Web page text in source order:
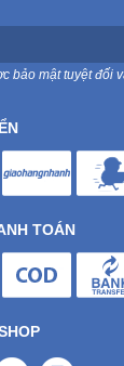
bảo mật tuyệt đối
TOÁN